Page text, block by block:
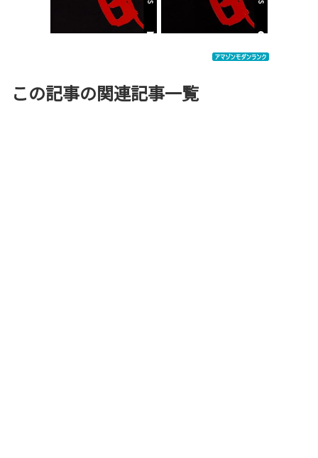
この記事の関連記事一覧